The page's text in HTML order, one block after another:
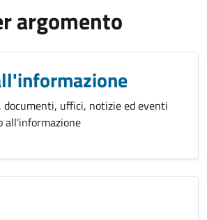
argomento
documenti, uffici, notizie ed eventi
all'informazione